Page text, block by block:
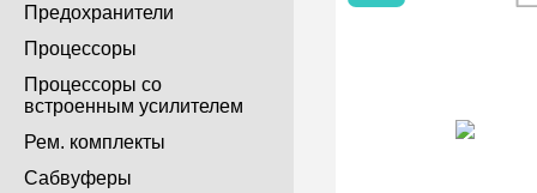
Предохранители
Процессоры
Процессоры со
встроенным усилителем
Рем. комплекты
Сабвуферы